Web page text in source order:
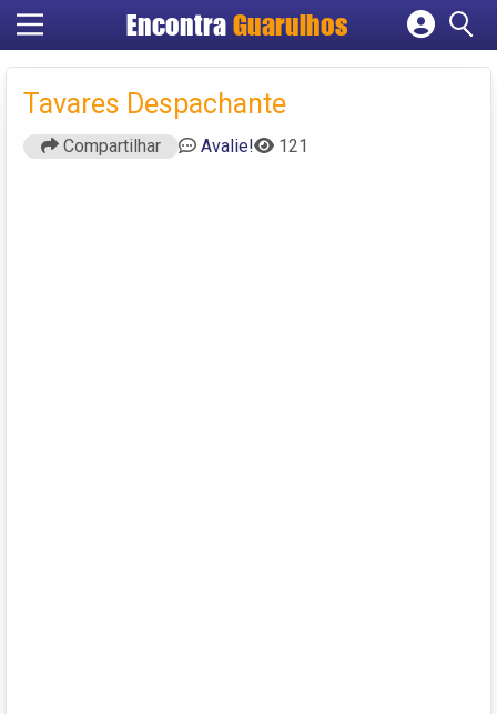
Encontra Guarulhos
Cadastrar empresa
Criar conta
Tavares Despachante
Compartilhar Avalie! 121